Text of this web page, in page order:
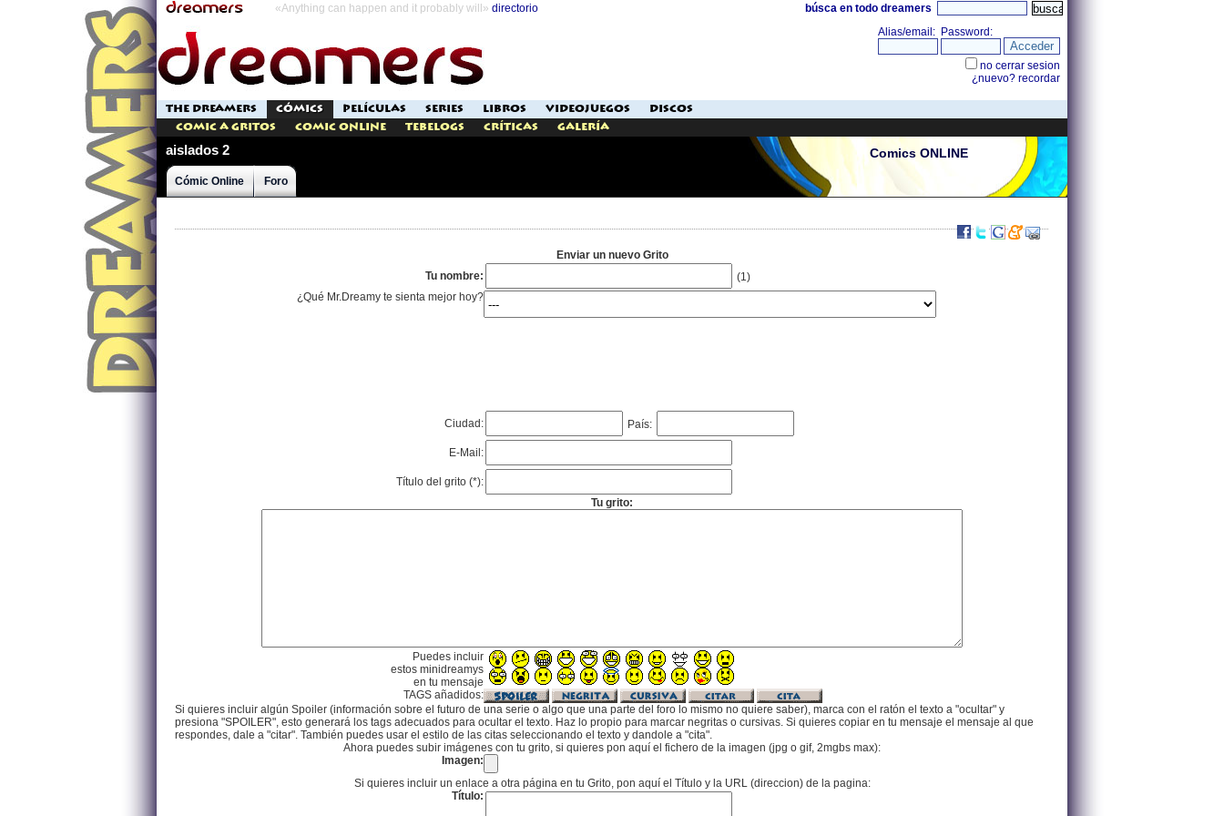
«Anything can happen and it probably will» directorio búsca en todo dreamers
THE DREAMERS CÓMICS PELÍCULAS SERIES LIBROS VIDEOJUEGOS
DISCOS
Comic a Gritos
Comic Online Tebelogs Críticas Galería
aislados 2 Comics ONLINE
Cómic Online Foro
Enviar un nuevo Grito
Tu nombre:
(1)
¿Qué Mr.Dreamy te sienta mejor hoy?
Ciudad: País:
E-Mail:
Título del grito (*):
Tu grito:
Puedes incluir
estos minidreamys
en tu mensaje
TAGS añadidos:
Si quieres incluir algún Spoiler (información sobre el futuro de una serie o algo que una parte del foro lo mismo no quiere saber), marca con el ratón el texto a "ocultar" y
presiona "SPOILER", esto generará los tags adecuados para ocultar el texto. Haz lo propio para marcar negritas o cursivas. Si quieres copiar en tu mensaje el mensaje al que
respondes, dale a "citar". También puedes usar el estilo de las citas seleccionando el texto y dandole a "cita".
Ahora puedes subir imágenes con tu grito, si quieres pon aquí el fichero de la imagen (jpg o gif, 2mgbs max):
Imagen:
Si quieres incluir un enlace a otra página en tu Grito, pon aquí el Título y la URL (direccion) de la pagina:
Título: